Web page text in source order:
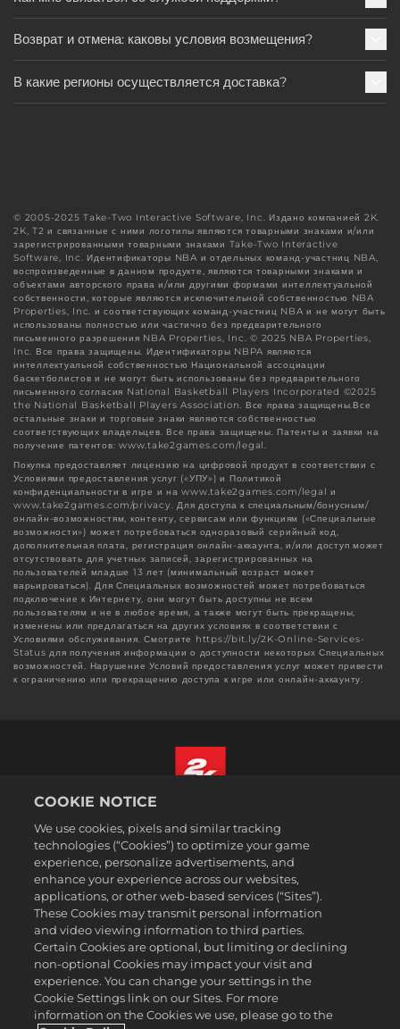
Возврат и отмена: каковы условия возмещения?
В какие регионы осуществляется доставка?
© 2005-2025 Take-Two Interactive Software, Inc. Издано компанией 2K.
2K, T2 и связанные с ними логотипы являются товарными знаками и/или
зарегистрированными товарными знаками Take-Two Interactive
Software, Inc. Идентификаторы NBA и отдельных команд-участниц NBA,
воспроизведенные в данном продукте, являются товарными знаками и
объектами авторского права и/или другими формами интеллектуальной
собственности, которые являются исключительной собственностью NBA
Properties, Inc. и соответствующих команд-участниц NBA и не могут быть
использованы полностью или частично без предварительного
письменного разрешения NBA Properties, Inc. © 2025 NBA Properties,
Inc. Все права защищены. Идентификаторы NBPA являются
интеллектуальной собственностью Национальной ассоциации
баскетболистов и не могут быть использованы без предварительного
письменного согласия National Basketball Players Incorporated ©2025
the National Basketball Players Association. Все права защищены.Все
остальные знаки и торговые знаки являются собственностью
соответствующих владельцев. Все права защищены. Патенты и заявки на
получение патентов: www.take2games.com/legal.
Покупка предоставляет лицензию на цифровой продукт в соответствии с
Условиями предоставления услуг («УПУ») и Политикой
конфиденциальности в игре и на www.take2games.com/legal и
www.take2games.com/privacy. Для доступа к специальным/бонусным/
онлайн-возможностям, контенту, сервисам или функциям («Специальные
возможности») может потребоваться одноразовый серийный код,
дополнительная плата, регистрация онлайн-аккаунта, и/или доступ может
отсутствовать для учетных записей, зарегистрированных на
пользователей младше 13 лет (минимальный возраст может
варьироваться). Для Специальных возможностей может потребоваться
подключение к Интернету, они могут быть доступны не всем
пользователям и не в любое время, а также могут быть прекращены,
изменены или предлагаться на других условиях в соответствии с
Условиями обслуживания. Смотрите https://bit.ly/2K-Online-Services-
Status для получения информации о доступности некоторых Специальных
возможностей. Нарушение Условий предоставления услуг может привести
к ограничению или прекращению доступа к игре или онлайн-аккаунту.
Юридическая информация
Политика конфиденциальности
Политика файлов cookie
Поддержка
Не продавайте и не распространяйте мои персональные данные
Статус заказа и возвраты
Рекламные партнеры 2K
©2016-2026 Take-Two Interactive Software Inc. 2K, Firaxis Games,
Русский
COOKIE NOTICE
We use cookies, pixels and similar tracking
technologies (“Cookies”) to optimize your game
experience, personalize advertisements, and
enhance your experience across our websites,
applications, or other web-based services (“Sites”).
These Cookies may transmit personal information
and video viewing information to third parties.
Certain Cookies are optional, but limiting or declining
non-optional Cookies may impact your visit and
experience. You can change your settings in the
Cookie Settings link on our Sites. For more
information on the Cookies we use, please go to the